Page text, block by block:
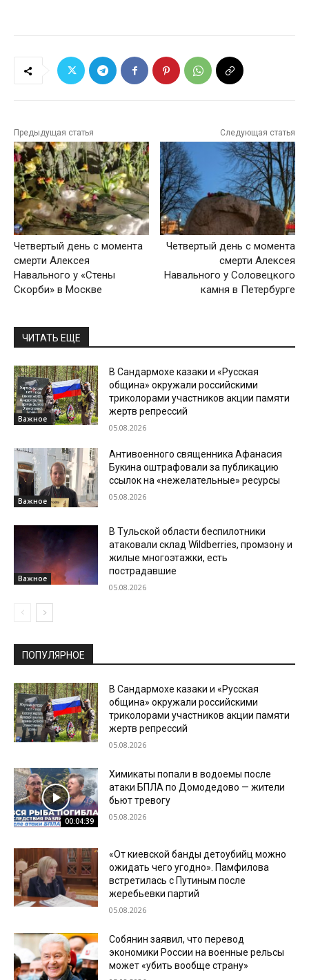
Предыдущая статья
Четвертый день с момента
смерти Алексея
Навального у «Стены
Скорби» в Москве
Следующая статья
Четвертый день с момента
смерти Алексея
Навального у Соловецкого
камня в Петербурге
ЧИТАТЬ ЕЩЕ
Важное
В Сандармохе казаки и «Русская
община» окружали российскими
триколорами участников акции памяти
жертв репрессий
05.08.2026
Важное
Антивоенного священника Афанасия
Букина оштрафовали за публикацию
ссылок на «нежелательные» ресурсы
05.08.2026
Важное
В Тульской области беспилотники
атаковали склад Wildberries, промзону и
жилые многоэтажки, есть
пострадавшие
05.08.2026
ПОПУЛЯРНОЕ
В Сандармохе казаки и «Русская
община» окружали российскими
триколорами участников акции памяти
жертв репрессий
05.08.2026
00:04:39
Химикаты попали в водоемы после
атаки БПЛА по Домодедово — жители
бьют тревогу
05.08.2026
«От киевской банды детоубийц можно
ожидать чего угодно». Памфилова
встретилась с Путиным после
жеребьевки партий
05.08.2026
Собянин заявил, что перевод
экономики России на военные рельсы
может «убить вообще страну»